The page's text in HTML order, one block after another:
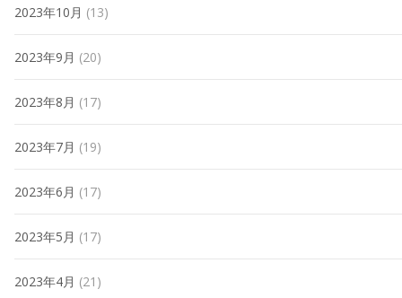
2023年10月 (13)
2023年9月 (20)
2023年8月 (17)
2023年7月 (19)
2023年6月 (17)
2023年5月 (17)
2023年4月 (21)